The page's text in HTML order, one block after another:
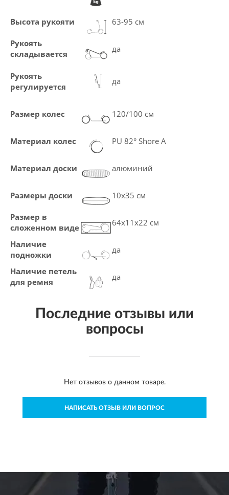
Высота рукояти 63-95 см
Рукоять
складывается
да
Рукоять
регулируется
да
Размер колес 120/100 см
Материал колес PU 82° Shore A
Материал доски алюминий
Размеры доски 10х35 см
Размер в
сложенном виде
64x11x22 см
Наличие
подножки
да
Наличие петель
для ремня
да
Последние отзывы или
вопросы
Нет отзывов о данном товаре.
НАПИСАТЬ ОТЗЫВ ИЛИ ВОПРОС